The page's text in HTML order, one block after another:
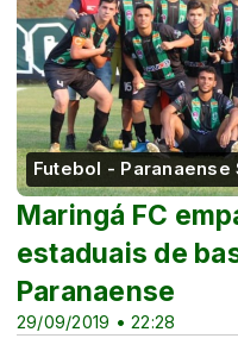
Futebol - Paranaense
29/09/2019 • 22:28
Maringá FC
estaduais de
Paranaense